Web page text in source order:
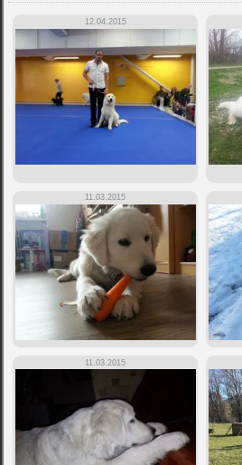
12.04.2015
11.03.2015
11.03.2015